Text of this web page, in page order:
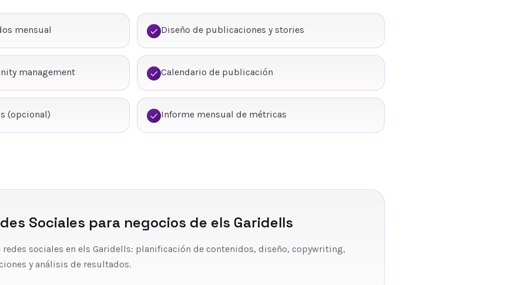
mensual Diseño de publicaciones y stories
management Calendario de publicación
(opcional) Informe mensual de métricas
Sociales para negocios de els Garidells
sociales en els Garidells: planificación de contenidos, diseño, copywriting,
y análisis de resultados.